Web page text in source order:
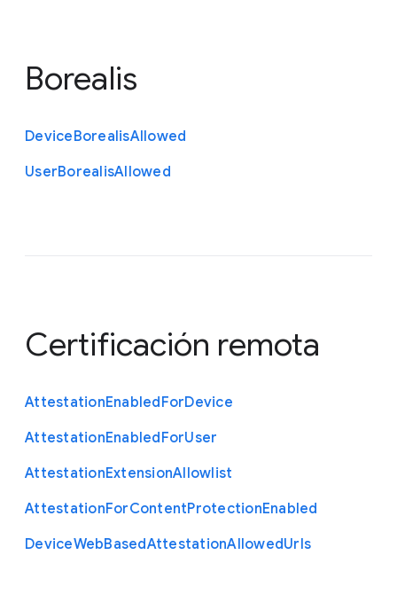
Borealis
DeviceBorealisAllowed
UserBorealisAllowed
Certificación remota
AttestationEnabledForDevice
AttestationEnabledForUser
AttestationExtensionAllowlist
AttestationForContentProtectionEnabled
DeviceWebBasedAttestationAllowedUrls